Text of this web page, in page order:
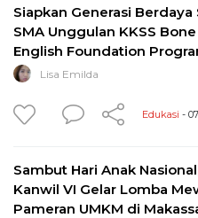
Siapkan Generasi Berdaya
SMA Unggulan KKSS
English Foundation
Lisa Emilda
Edukasi -
Sambut Hari Anak
Kanwil VI Gelar Lomba
Pameran UMKM di